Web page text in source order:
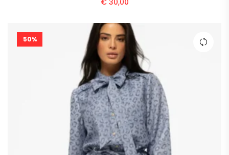
€30,00
50%